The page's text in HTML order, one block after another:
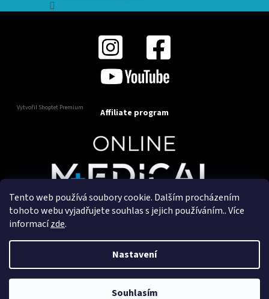
Tento web používá soubory cookie. Dalším procházením
tohoto webu vyjadřujete souhlas s jejich používáním.. Více
informacízde.
Nastavení
Souhlasím
Vytvořil Shoptet Premium Affiliate program
Copyright 2025OnlineMedical.cz. Všechna práva
Vytvořil a marketingově zajišťuje